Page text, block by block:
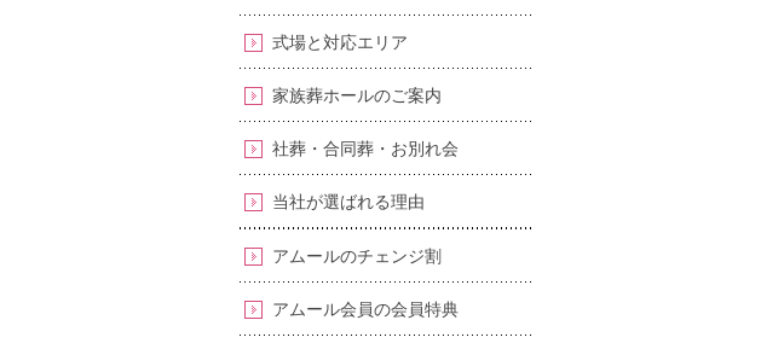
式場と対応エリア
家族葬ホールのご案内
社葬・合同葬・お別れ会
当社が選ばれる理由
アムールのチェンジ割
アムール会員の会員特典